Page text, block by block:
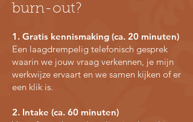
burn-out?
1. Gratis kennismaking (ca. 20 minuten)
Een laagdrempelig telefonisch gesprek
waarin we jouw vraag verkennen, je mijn
werkwijze ervaart en we samen kijken of er
een klik is.
2. Intake (ca. 60 minuten)